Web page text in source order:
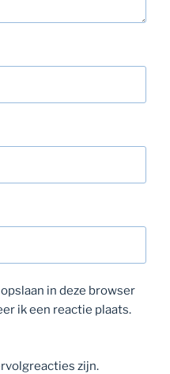
in deze browser
ik een reactie plaats.
zijn.